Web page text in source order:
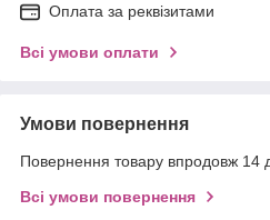
Оплата за реквізитами
Всі умови оплати
Умови повернення
Повернення товару впродовж 14
Всі умови повернення